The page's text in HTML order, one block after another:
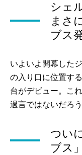
シェ
まさ
ブス
いよいよ開幕した
の入り口に位置す
台がデビュー。こ
過言ではないだろう
つい
ブス」